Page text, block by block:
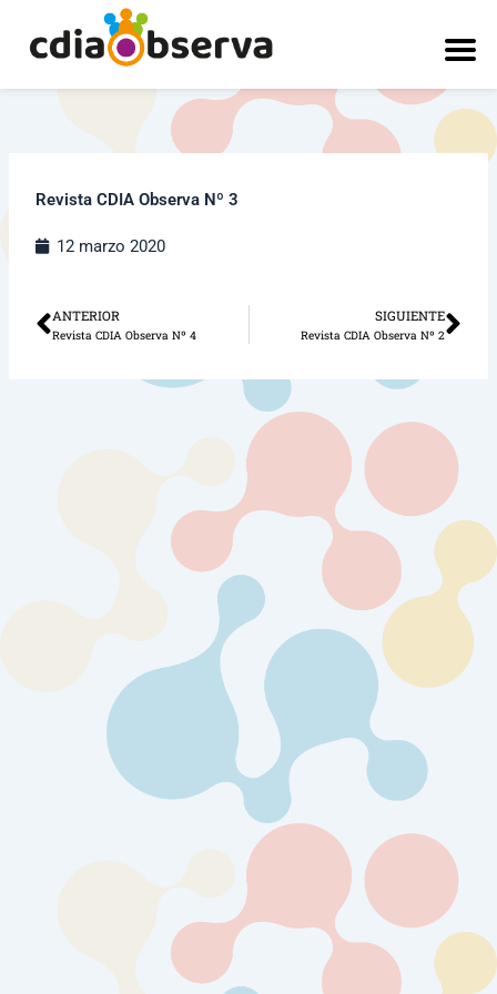
contenido
Revista CDIA Observa Nº 3
12 marzo 2020
Ant
ANTERIOR
Revista CDIA Observa Nº 4
SIGUIENTE
Revista CDIA Observa Nº 2